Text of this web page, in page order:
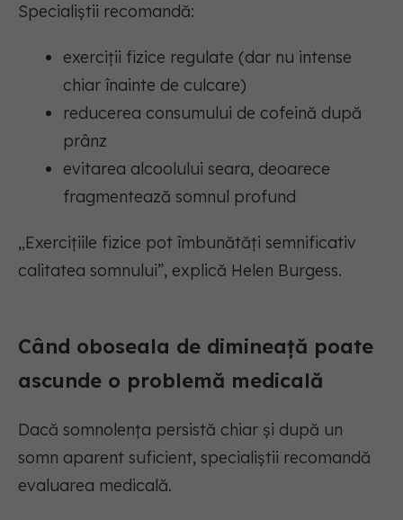
Specialiștii recomandă:
exerciții fizice regulate (dar nu intense
chiar înainte de culcare)
reducerea consumului de cofeină după
prânz
evitarea alcoolului seara, deoarece
fragmentează somnul profund
„Exercițiile fizice pot îmbunătăți semnificativ
calitatea somnului”, explică Helen Burgess.
Când oboseala de dimineață poate
ascunde o problemă medicală
Dacă somnolența persistă chiar și după un
somn aparent suficient, specialiștii recomandă
evaluarea medicală.